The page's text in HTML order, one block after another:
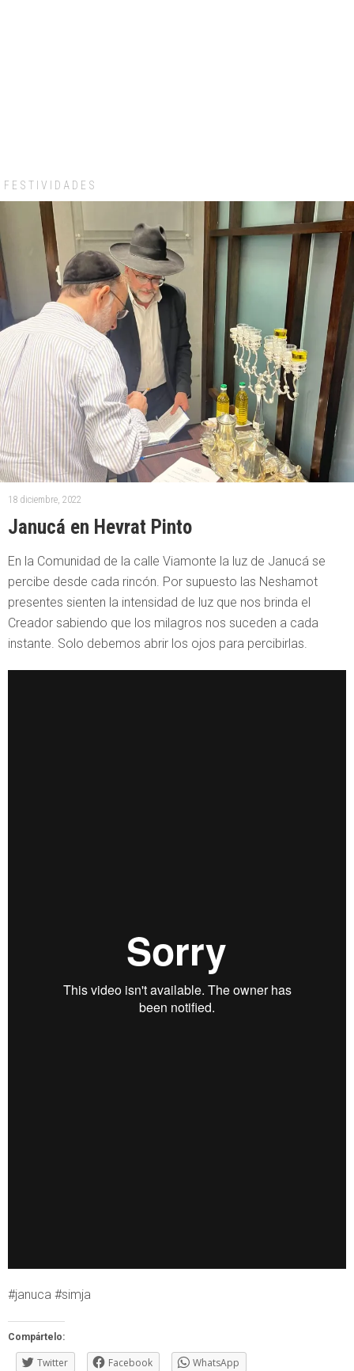
FESTIVIDADES
18 diciembre, 2022
Janucá en Hevrat Pinto
En la Comunidad de la calle Viamonte la luz de Janucá se
percibe desde cada rincón. Por supuesto las Neshamot
presentes sienten la intensidad de luz que nos brinda el
Creador sabiendo que los milagros nos suceden a cada
instante. Solo debemos abrir los ojos para percibirlas.
#januca #simja
Compártelo:
Twitter Facebook WhatsApp